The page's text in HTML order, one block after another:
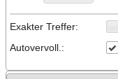
Exakter Treffer:
Autovervoll.: